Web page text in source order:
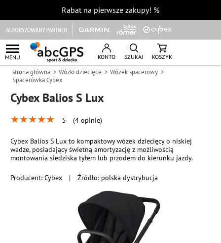
Rabat na pierwsze zakupy! %
MENU KONTO SZUKAJ KOSZYK
strona główna Wózki dziecięce
Wózek spacerowy
Spacerówka Cybex
Cybex Balios S Lux
★★★★★ 5 (4 opinie)
Producent:Cybex | Źródło: polska dystrybucja
Cybex Balios S Lux to kompaktowy wózek dziecięcy o niskiej
wadze, posiadający świetną amortyzację z możliwością
montowania siedziska tyłem lub przodem do kierunku jazdy.